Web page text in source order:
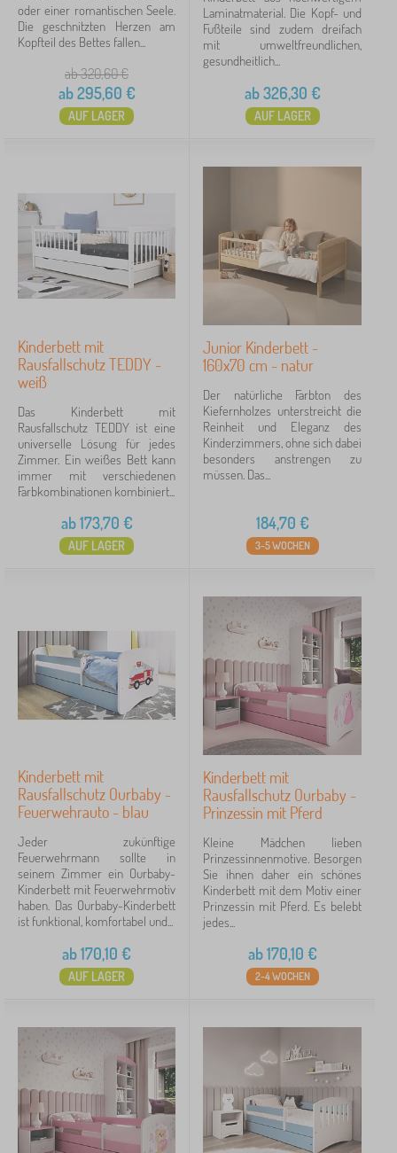
oder einer romantischen Seele.
Die geschnitzten Herzen am
Kopfteil des Bettes fallen...
ab 320,60€
ab295,60 €
AUF LAGER
Laminatmaterial. Die Kopf- und
Fußteile sind zudem dreifach
mit umweltfreundlichen,
gesundheitlich...
ab326,30 €
AUF LAGER
Kinderbett mit
Rausfallschutz TEDDY -
weiß
Das Kinderbett mit
Rausfallschutz TEDDY ist eine
universelle Lösung für jedes
Zimmer. Ein weißes Bett kann
immer mit verschiedenen
Farbkombinationen kombiniert...
ab173,70 €
AUF LAGER
Junior Kinderbett -
160x70 cm - natur
Der natürliche Farbton des
Kiefernholzes unterstreicht die
Reinheit und Eleganz des
Kinderzimmers, ohne sich dabei
besonders anstrengen zu
müssen. Das...
184,70 €
3-5 WOCHEN
Kinderbett mit
Rausfallschutz Ourbaby -
Feuerwehrauto - blau
Jeder zukünftige
Feuerwehrmann sollte in
seinem Zimmer ein Ourbaby-
Kinderbett mit Feuerwehrmotiv
haben. Das Ourbaby-Kinderbett
ist funktional, komfortabel und...
ab170,10 €
AUF LAGER
Kinderbett mit
Rausfallschutz Ourbaby -
Prinzessin mit Pferd
Kleine Mädchen lieben
Prinzessinnenmotive. Besorgen
Sie ihnen daher ein schönes
Kinderbett mit dem Motiv einer
Prinzessin mit Pferd. Es belebt
jedes...
ab170,10 €
2-4 WOCHEN